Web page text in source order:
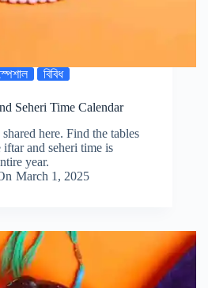
বিবিধ
Seheri Time Calendar
here. Find the tables
and seheri time is
year.
March 1, 2025